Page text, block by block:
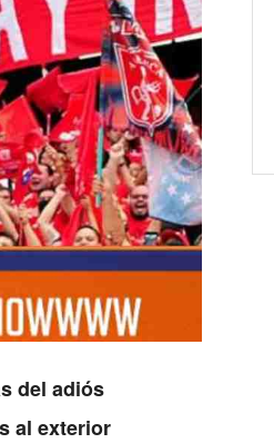
del adiós
al exterior